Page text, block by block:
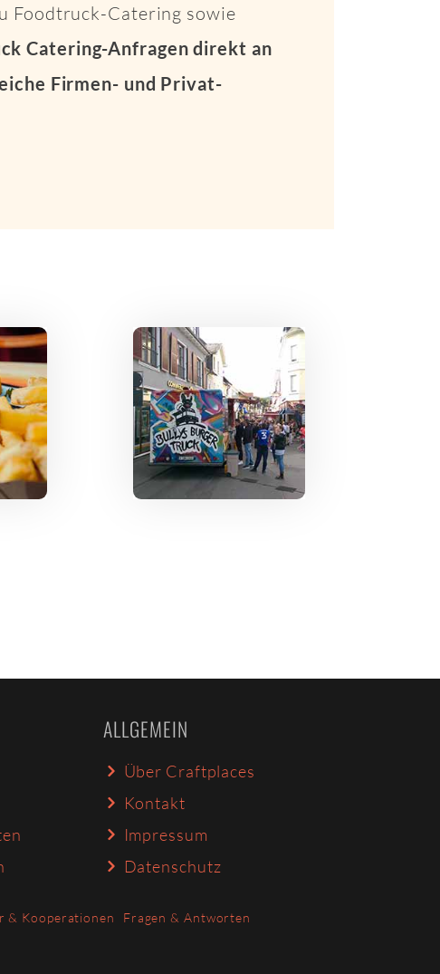
Foodtruck-Catering sowie
Catering-Anfragen direkt an
Firmen- und Privat-
ALLGEMEIN
Über Craftplaces
Kontakt
Impressum
Datenschutz
& Kooperationen
Fragen & Antworten